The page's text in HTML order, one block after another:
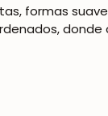
formas